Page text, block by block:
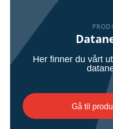
Her finner du vårt
Gå til